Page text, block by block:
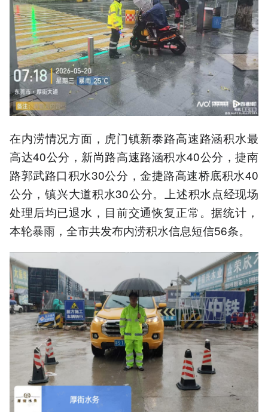
在内涝情况方面，虎门镇新泰路高速路涵积水最
高达40公分，新尚路高速路涵积水40公分，捷南
路郭武路口积水30公分，金捷路高速桥底积水40
公分，镇兴大道积水30公分。上述积水点经现场
处理后均已退水，目前交通恢复正常。据统计，
本轮暴雨，全市共发布内涝积水信息短信56条。